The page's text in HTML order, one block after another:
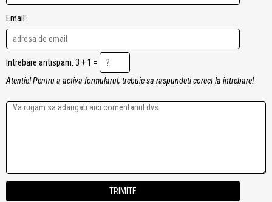
Email:
Intrebare antispam: 3 + 1 =
Atentie! Pentru a activa formularul, trebuie sa raspundeti corect la intrebare!